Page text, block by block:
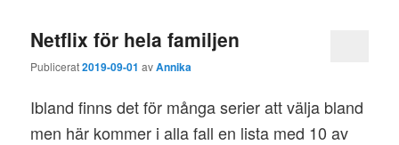
Netflix för hela familjen
Publicerat2019-09-01 avAnnika
Ibland finns det för många serier att välja bland
men här kommer i alla fall en lista med 10 av